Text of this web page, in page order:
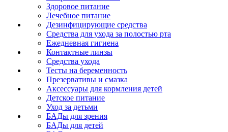
Здоровое питание
Лечебное питание
Дезинфицирующие средства
Средства для ухода за полостью рта
Ежедневная гигиена
Контактные линзы
Средства ухода
Тесты на беременность
Презервативы и смазка
Аксессуары для кормления детей
Детское питание
Уход за детьми
БАДы для зрения
БАДы для детей